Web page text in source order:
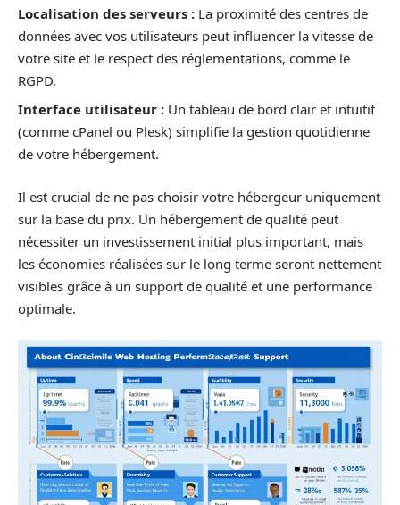
Localisation des serveurs : La proximité des centres de
données avec vos utilisateurs peut influencer la vitesse de
votre site et le respect des réglementations, comme le
RGPD.
Interface utilisateur : Un tableau de bord clair et intuitif
(comme cPanel ou Plesk) simplifie la gestion quotidienne
de votre hébergement.
Il est crucial de ne pas choisir votre hébergeur uniquement
sur la base du prix. Un hébergement de qualité peut
nécessiter un investissement initial plus important, mais
les économies réalisées sur le long terme seront nettement
visibles grâce à un support de qualité et une performance
optimale.